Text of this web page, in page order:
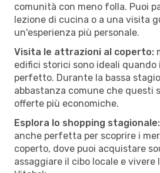
comunità con meno folla. Puoi
lezione di cucina o a una visita
un'esperienza più personale.
Visita le attrazioni al coperto:
edifici storici sono ideali quando
perfetto. Durante la bassa
abbastanza comune che questi
offerte più economiche.
Esplora lo shopping stagionale:
anche perfetta per scoprire i
coperto, dove puoi acquistare
assaggiare il cibo locale e